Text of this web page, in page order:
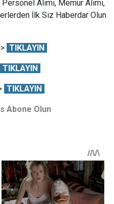
Alımı, Memur Alımı,
İlk Siz Haberdar Olun
TIKLAYIN
TIKLAYIN
TIKLAYIN
Abone Olun